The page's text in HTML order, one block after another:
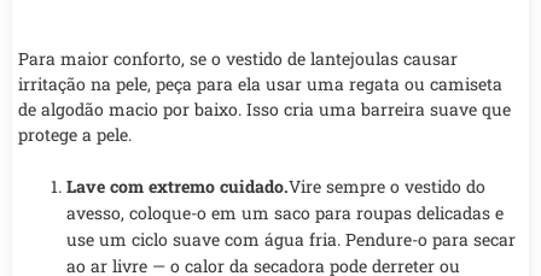
Para maior conforto, se o vestido de lantejoulas causar
irritação na pele, peça para ela usar uma regata ou camiseta
de algodão macio por baixo. Isso cria uma barreira suave que
protege a pele.
Lave com extremo cuidado.Vire sempre o vestido do
avesso, coloque-o em um saco para roupas delicadas e
use um ciclo suave com água fria. Pendure-o para secar
ao ar livre — o calor da secadora pode derreter ou